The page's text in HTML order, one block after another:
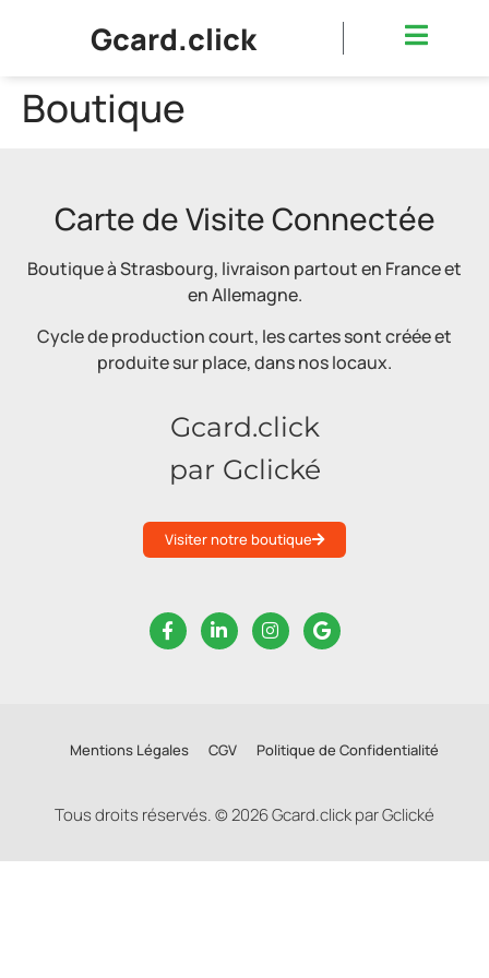
Gcard.click
Boutique
Carte de Visite Connectée
Boutique à Strasbourg, livraison partout en France et
en Allemagne.
Cycle de production court, les cartes sont créée et
produite sur place, dans nos locaux.
Gcard.click
par Gclické
Visiter notre boutique
Mentions Légales CGV Politique de Confidentialité
Tous droits réservés. © 2026 Gcard.click par Gclické